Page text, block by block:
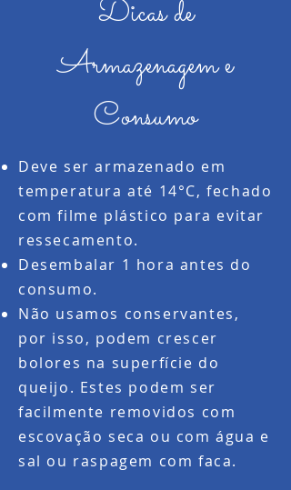
Dicas de
Armazenagem e
Consumo
Deve ser armazenado em
temperatura até 14°C, fechado
com filme plástico para evitar
ressecamento.
Desembalar 1 hora antes do
consumo.
Não usamos conservantes,
por isso, podem crescer
bolores na superfície do
queijo. Estes podem ser
facilmente removidos com
escovação seca ou com água e
sal ou raspagem com faca.